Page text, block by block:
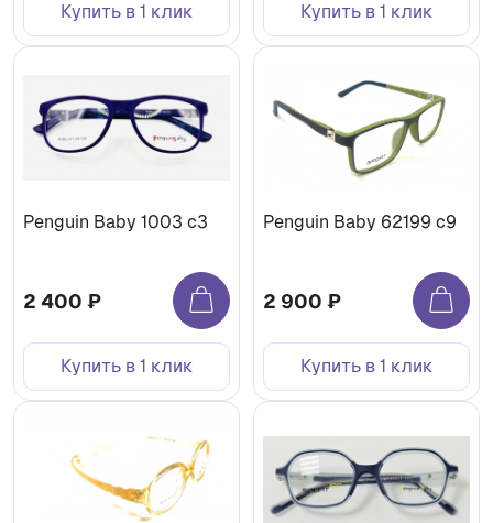
Купить в 1 клик Купить в 1 клик
Penguin Baby 1003 с3
2 400 ₽
Купить в 1 клик
Penguin Baby 62199 c9
2 900 ₽
Купить в 1 клик